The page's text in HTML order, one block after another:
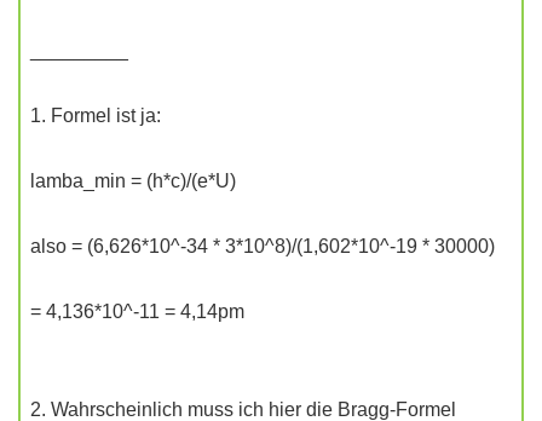
1. Formel ist ja:
lamba_min = (h*c)/(e*U)
also = (6,626*10^-34 * 3*10^8)/(1,602*10^-19 * 30000)
= 4,136*10^-11 = 4,14pm
2. Wahrscheinlich muss ich hier die Bragg-Formel